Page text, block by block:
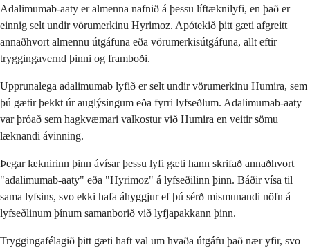
Adalimumab-aaty er almenna nafnið á þessu líftæknilyfi, en það er
einnig selt undir vörumerkinu Hyrimoz. Apótekið þitt gæti afgreitt
annaðhvort almennu útgáfuna eða vörumerkisútgáfuna, allt eftir
tryggingavernd þinni og framboði.
Upprunalega adalimumab lyfið er selt undir vörumerkinu Humira, sem
þú gætir þekkt úr auglýsingum eða fyrri lyfseðlum. Adalimumab-aaty
var þróað sem hagkvæmari valkostur við Humira en veitir sömu
læknandi ávinning.
Þegar læknirinn þinn ávísar þessu lyfi gæti hann skrifað annaðhvort
"adalimumab-aaty" eða "Hyrimoz" á lyfseðilinn þinn. Báðir vísa til
sama lyfsins, svo ekki hafa áhyggjur ef þú sérð mismunandi nöfn á
lyfseðlinum þínum samanborið við lyfjapakkann þinn.
Tryggingafélagið þitt gæti haft val um hvaða útgáfu það nær yfir, svo